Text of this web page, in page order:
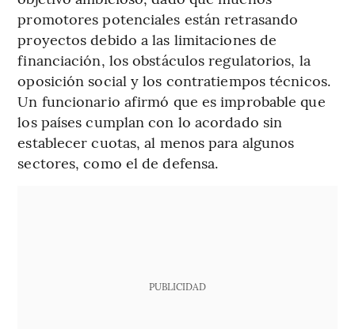
promotores potenciales están retrasando
proyectos debido a las limitaciones de
financiación, los obstáculos regulatorios, la
oposición social y los contratiempos técnicos.
Un funcionario afirmó que es improbable que
los países cumplan con lo acordado sin
establecer cuotas, al menos para algunos
sectores, como el de defensa.
PUBLICIDAD